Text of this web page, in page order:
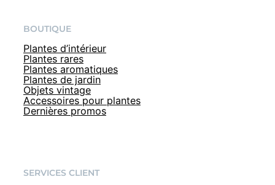
BOUTIQUE
Plantes d’intérieur
Plantes rares
Plantes aromatiques
Plantes de jardin
Objets vintage
Accessoires pour plantes
Dernières promos
SERVICES CLIENT